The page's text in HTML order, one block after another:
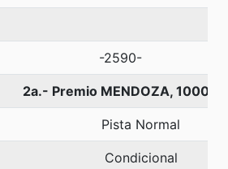
-2590-
2a.- Premio MENDOZA, 1000
Pista Normal
Condicional